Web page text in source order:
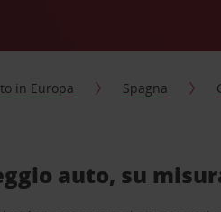
in Europa Spagna
auto, su